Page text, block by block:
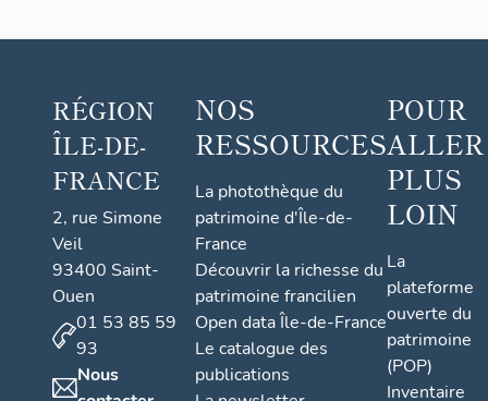
RÉGION
ÎLE-DE-
FRANCE
2, rue Simone
Veil
93400 Saint-
Ouen
01 53 85 59
93
Nous
NOS
RESSOURCES
La photothèque du
patrimoine d'Île-de-
France
Découvrir la richesse du
patrimoine francilien
Open data Île-de-France
Le catalogue des
publications
POUR
ALLER
PLUS
LOIN
La
plateforme
ouverte du
patrimoine
(POP)
Inventaire